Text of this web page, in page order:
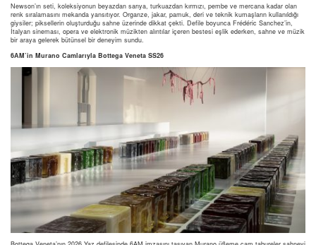
Newson’ın seti, koleksiyonun beyazdan sarıya, turkuazdan kırmızı, pembe ve mercana kadar olan
renk sıralamasını mekanda yansıtıyor. Organze, jakar, pamuk, deri ve teknik kumaşların kullanıldığı
giysiler; piksellerin oluşturduğu sahne üzerinde dikkat çekti. Defile boyunca Frédéric Sanchez’in,
İtalyan sineması, opera ve elektronik müzikten alıntılar içeren bestesi eşlik ederken, sahne ve müzik
bir araya gelerek bütünsel bir deneyim sundu.
6AM’in Murano Camlarıyla Bottega Veneta SS26